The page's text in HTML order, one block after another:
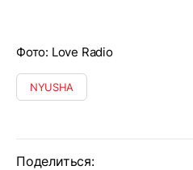
Фото: Love Radio
NYUSHA
Поделиться: